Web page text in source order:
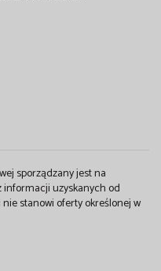
sporządzany jest na
uzyskanych od
stanowi oferty określonej w